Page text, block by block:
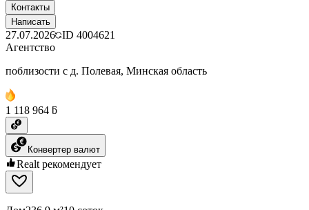
Контакты
Написать
27.07.2026 ID 4004621
Агентство
поблизости с д. Полевая, Минская область
1 118 964 ƃ
Конвертер валют
Realt рекомендует